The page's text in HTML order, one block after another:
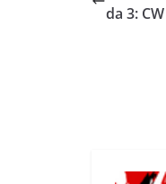
da 3: